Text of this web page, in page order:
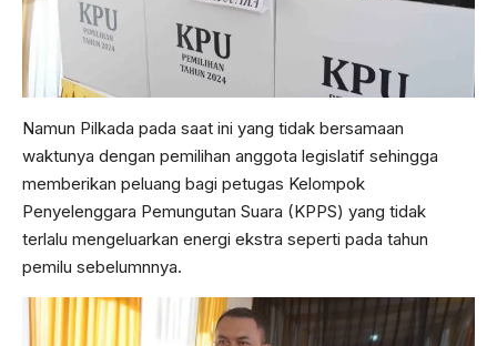
Namun Pilkada pada saat ini yang tidak bersamaan
waktunya dengan pemilihan anggota legislatif sehingga
memberikan peluang bagi petugas Kelompok
Penyelenggara Pemungutan Suara (KPPS) yang tidak
terlalu mengeluarkan energi ekstra seperti pada tahun
pemilu sebelumnnya.